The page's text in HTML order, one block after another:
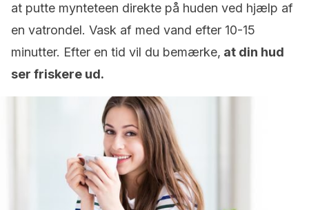
at putte mynteteen direkte på huden ved hjælp af
en vatrondel. Vask af med vand efter 10-15
minutter. Efter en tid vil du bemærke, at din hud
ser friskere ud.